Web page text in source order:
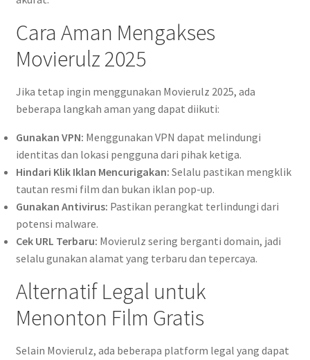
Cara Aman Mengakses
Movierulz 2025
Jika tetap ingin menggunakan Movierulz 2025, ada
beberapa langkah aman yang dapat diikuti:
Gunakan VPN: Menggunakan VPN dapat melindungi
identitas dan lokasi pengguna dari pihak ketiga.
Hindari Klik Iklan Mencurigakan: Selalu pastikan mengklik
tautan resmi film dan bukan iklan pop-up.
Gunakan Antivirus: Pastikan perangkat terlindungi dari
potensi malware.
Cek URL Terbaru: Movierulz sering berganti domain, jadi
selalu gunakan alamat yang terbaru dan tepercaya.
Alternatif Legal untuk
Menonton Film Gratis
Selain Movierulz, ada beberapa platform legal yang dapat